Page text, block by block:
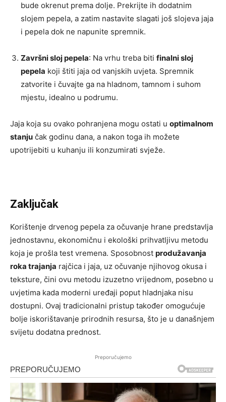
bude okrenut prema dolje. Prekrijte ih dodatnim
slojem pepela, a zatim nastavite slagati još slojeva jaja
i pepela dok ne napunite spremnik.
Završni sloj pepela: Na vrhu treba biti finalni sloj
pepela koji štiti jaja od vanjskih uvjeta. Spremnik
zatvorite i čuvajte ga na hladnom, tamnom i suhom
mjestu, idealno u podrumu.
Jaja koja su ovako pohranjena mogu ostati u optimalnom
stanju čak godinu dana, a nakon toga ih možete
upotrijebiti u kuhanju ili konzumirati svježe.
Zaključak
Korištenje drvenog pepela za očuvanje hrane predstavlja
jednostavnu, ekonomičnu i ekološki prihvatljivu metodu
koja je prošla test vremena. Sposobnost produžavanja
roka trajanja rajčica i jaja, uz očuvanje njihovog okusa i
teksture, čini ovu metodu izuzetno vrijednom, posebno u
uvjetima kada moderni uređaji poput hladnjaka nisu
dostupni. Ovaj tradicionalni pristup također omogućuje
bolje iskorištavanje prirodnih resursa, što je u današnjem
svijetu dodatna prednost.
Preporučujemo